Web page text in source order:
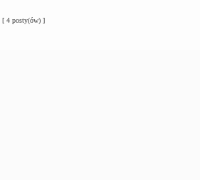
[ 4 posty(ów) ]